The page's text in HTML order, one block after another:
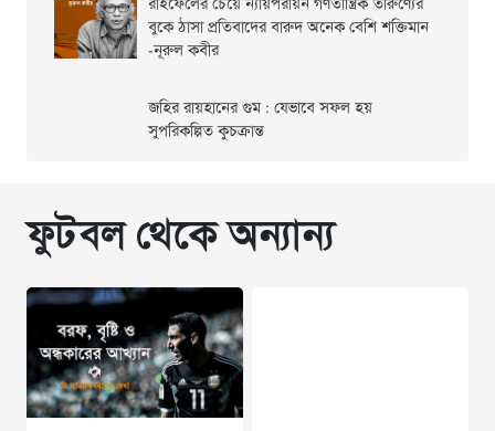
রাইফেলের চেয়ে ন্যায়পরায়ন গণতান্ত্রিক তারুণ্যের
বুকে ঠাসা প্রতিবাদের বারুদ অনেক বেশি শক্তিমান
-নূরুল কবীর
জহির রায়হানের গুম : যেভাবে সফল হয়
সুপরিকল্পিত কুচক্রান্ত
ফুটবল থেকে অন্যান্য